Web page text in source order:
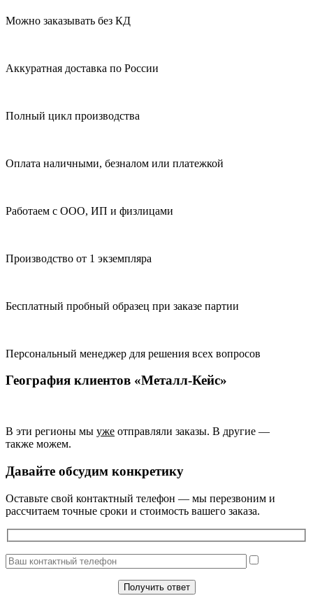
Можно заказывать без КД
Аккуратная доставка по России
Полный цикл производства
Оплата наличными, безналом или платежкой
Работаем с ООО, ИП и физлицами
Производство от 1 экземпляра
Бесплатный пробный образец при заказе партии
Персональный менеджер для решения всех вопросов
География клиентов «Металл‑Кейс»
В эти регионы мы уже отправляли заказы. В другие —
также можем.
Давайте обсудим конкретику
Оставьте свой контактный телефон — мы перезвоним и
рассчитаем точные сроки и стоимость вашего заказа.